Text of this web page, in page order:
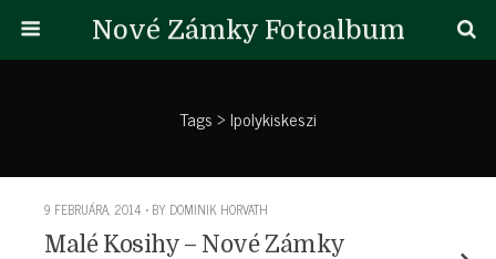
Nové Zámky Fotoalbum
Tags › Ipolykiskeszi
9 FEBRUÁRA, 2014 • BY DOMINIK HORVATH
Malé Kosihy – Nové Zámky